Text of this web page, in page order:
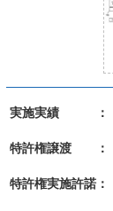
実施実績 ：
特許権譲渡 ：
特許権実施許諾：